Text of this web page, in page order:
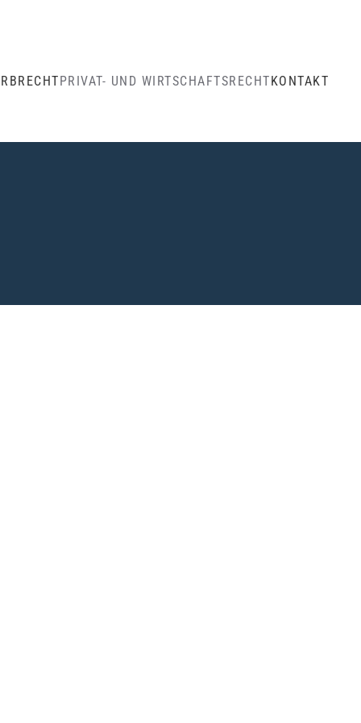
PRIVAT- UND WIRTSCHAFTSRECHTKONTAKT